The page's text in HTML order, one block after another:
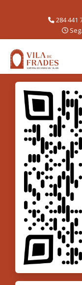
284 441